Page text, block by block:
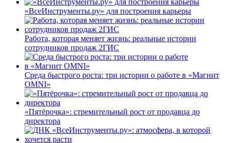
«ВсеИнструменты.ру» для построения карьеры
Работа, которая меняет жизнь: реальные истории
сотрудников продаж 2ГИС
Среда быстрого роста: три истории о работе в «Магнит
OMNI»
«Пятёрочка»: стремительный рост от продавца до
директора